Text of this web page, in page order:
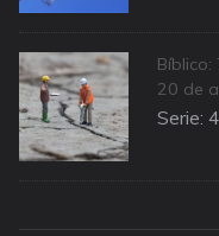
Bíblico:
Posted
on
20 de
Serie: